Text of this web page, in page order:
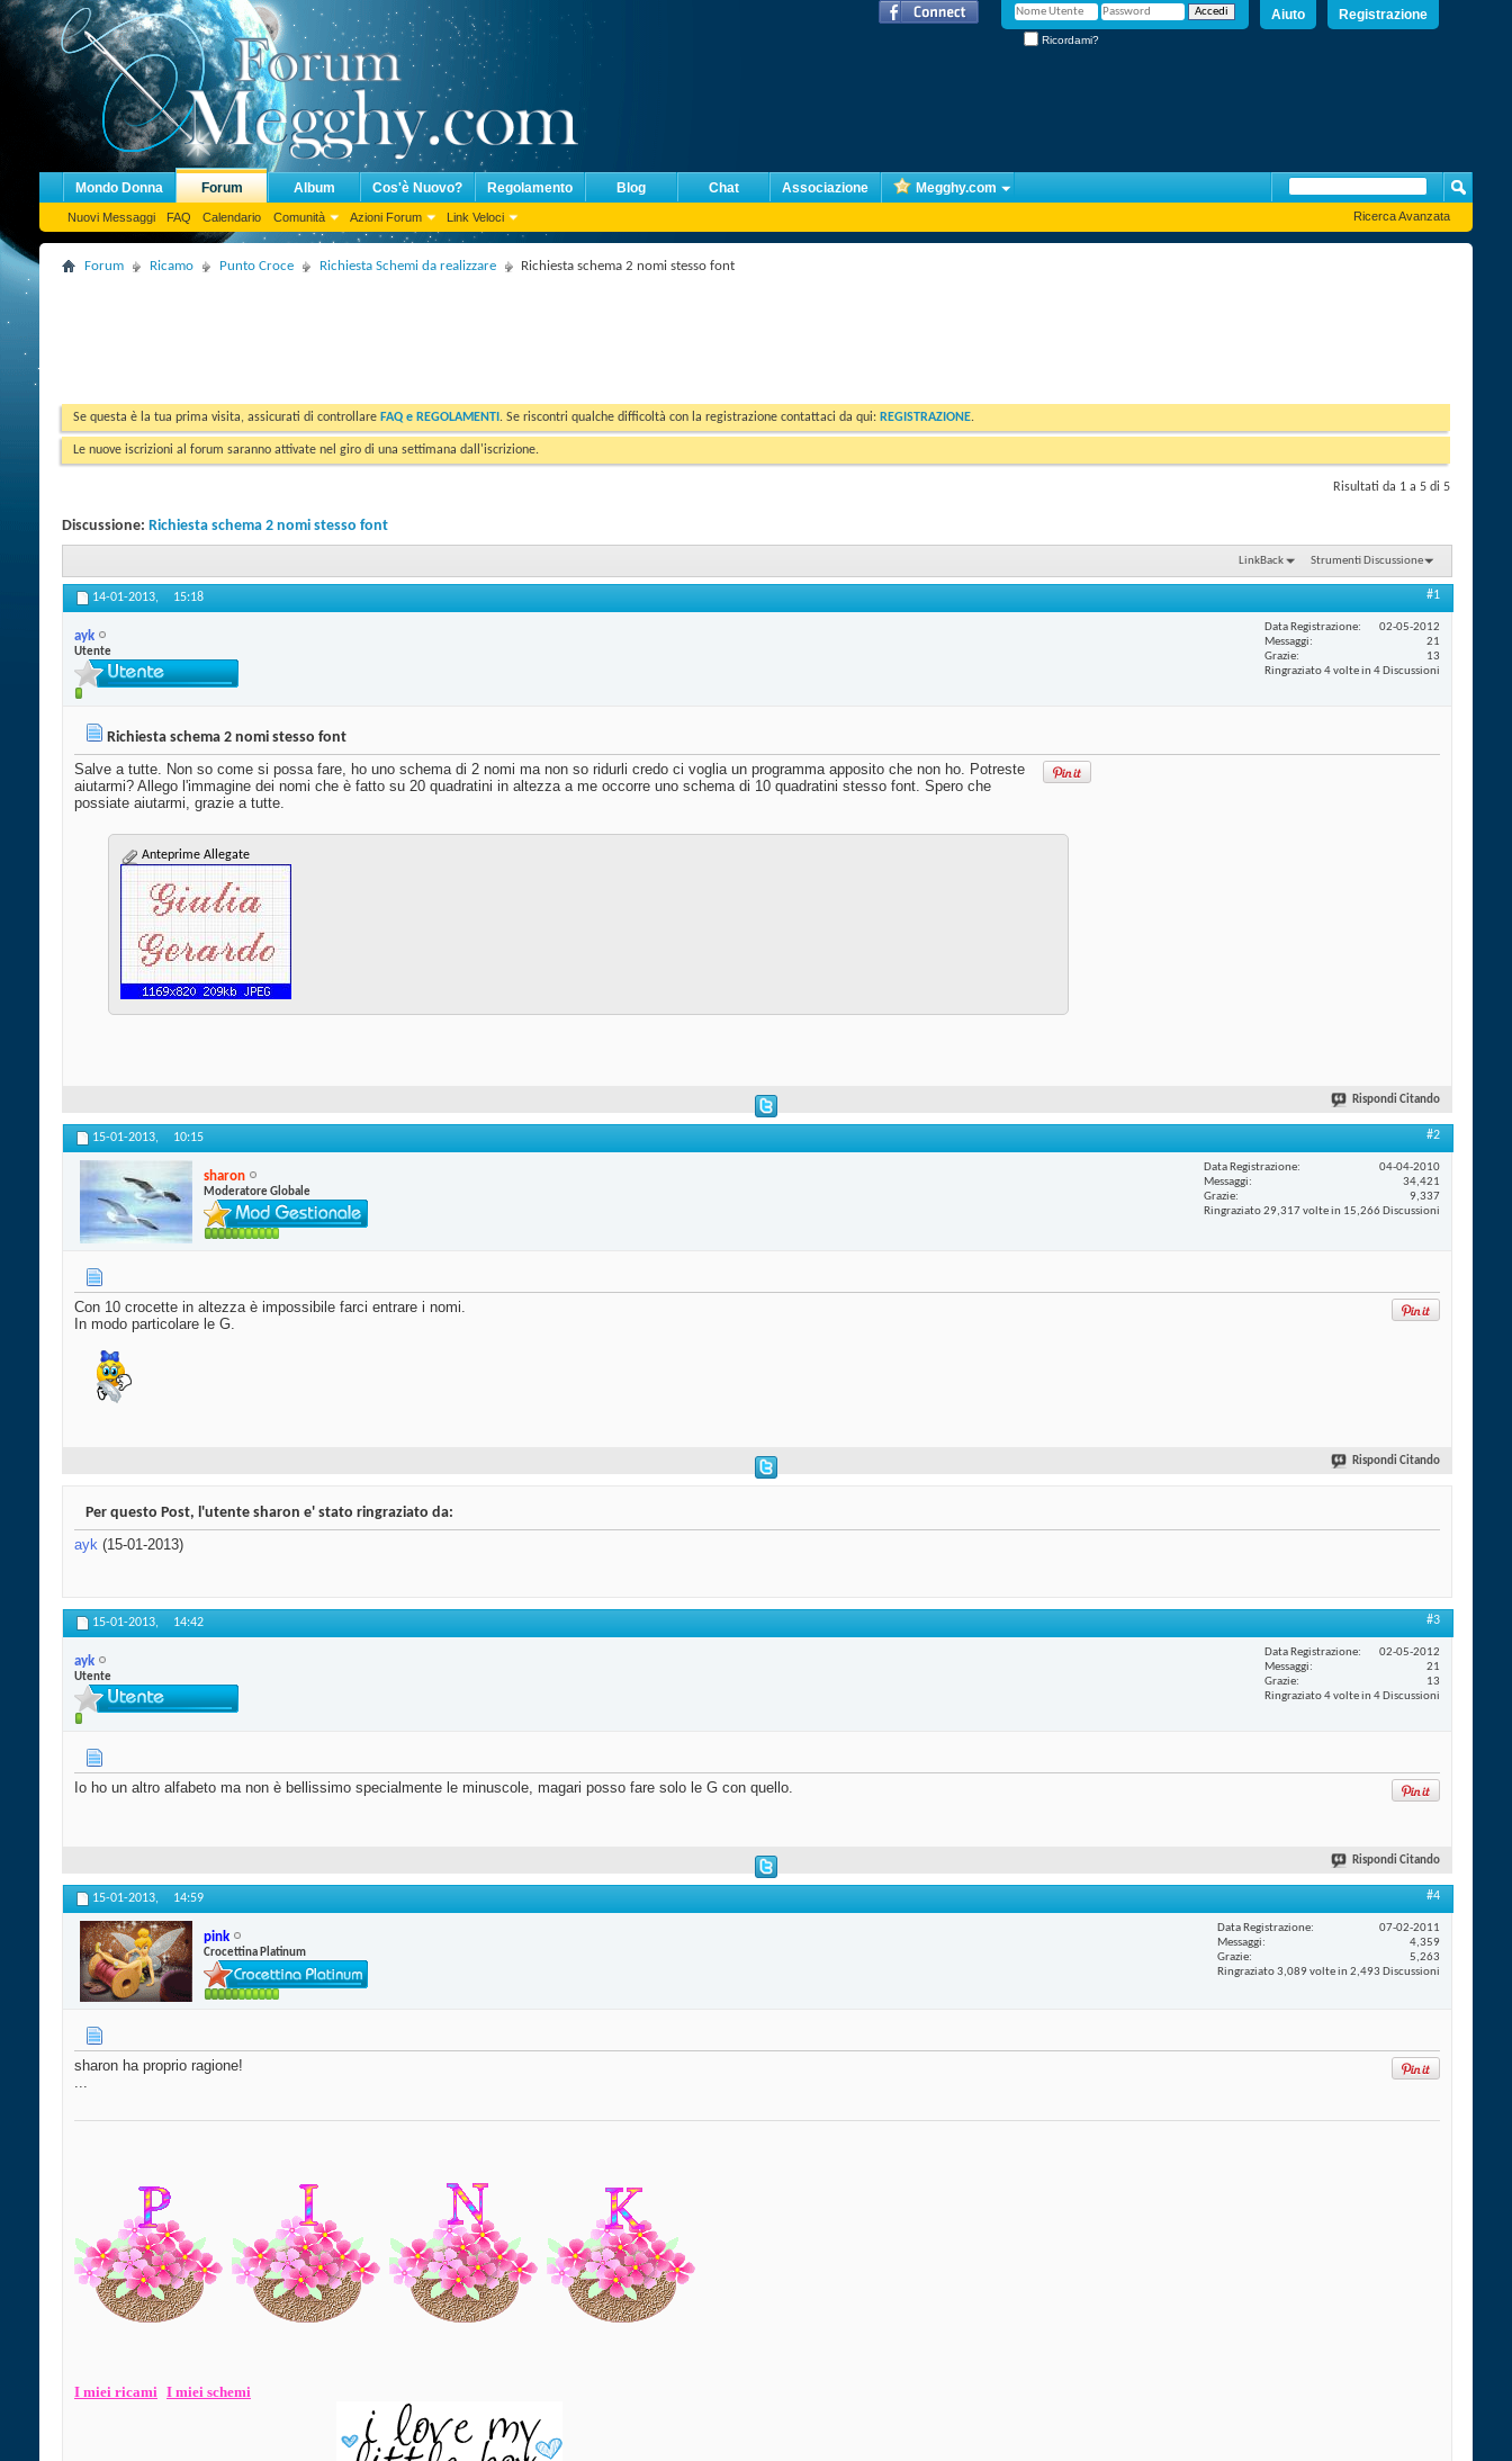
Registrazione
Aiuto
Ricordami?
Mondo Donna Forum
Nuovi Messaggi FAQ Calendario Comunità Azioni Forum Link Veloci
Album Cos'è Nuovo? Regolamento Blog Chat Associazione Megghy.com
Ricerca Avanzata
Forum Ricamo Punto Croce Richiesta Schemi da realizzare Richiesta schema 2 nomi stesso font
Se questa è la tua prima visita, assicurati di controllare FAQ e REGOLAMENTI . Se riscontri qualche difficoltà con la registrazione contattaci da qui: REGISTRAZIONE.
Le nuove iscrizioni al forum saranno attivate nel giro di una settimana dall'iscrizione.
Risultati da 1 a 5 di 5
Discussione: Richiesta schema 2 nomi stesso font
LinkBack Strumenti Discussione
14-01-2013, 15:18 #1
ayk
Utente
Data Registrazione
02-05-2012
Messaggi
21
Grazie
13
Ringraziato 4 volte in 4 Discussioni
Richiesta schema 2 nomi stesso font
Salve a tutte. Non so come si possa fare, ho uno schema di 2 nomi ma non so ridurli credo ci voglia un programma apposito che non ho. Potreste
aiutarmi? Allego l'immagine dei nomi che è fatto su 20 quadratini in altezza a me occorre uno schema di 10 quadratini stesso font. Spero che
possiate aiutarmi, grazie a tutte.
Anteprime Allegate
Rispondi Citando
15-01-2013, 10:15 #2
sharon
Moderatore Globale
Data Registrazione
04-04-2010
Messaggi
34,421
Grazie
9,337
Ringraziato 29,317 volte in 15,266 Discussioni
Con 10 crocette in altezza è impossibile farci entrare i nomi.
In modo particolare le G.
Rispondi Citando
Per questo Post, l'utente sharon e' stato ringraziato da:
ayk (15-01-2013)
15-01-2013, 14:42 #3
ayk
Utente
Data Registrazione
02-05-2012
Messaggi
21
Grazie
13
Ringraziato 4 volte in 4 Discussioni
Io ho un altro alfabeto ma non è bellissimo specialmente le minuscole, magari posso fare solo le G con quello.
Rispondi Citando
15-01-2013, 14:59 #4
pink
Crocettina Platinum
Data Registrazione
07-02-2011
Messaggi
4,359
Grazie
5,263
Ringraziato 3,089 volte in 2,493 Discussioni
sharon ha proprio ragione!
...
I miei ricami I miei schemi